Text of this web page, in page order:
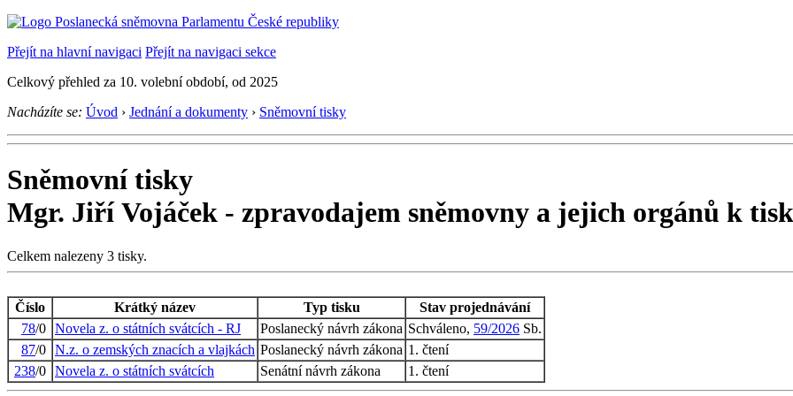
Přejít na hlavní navigaci Přejít na navigaci sekce
Celkový přehled za 10. volební období, od 2025
Nacházíte se: Úvod › Jednání a dokumenty › Sněmovní tisky
Sněmovní tisky
Mgr. Jiří Vojáček - zpravodajem sněmovny a jejich orgánů k
Celkem nalezeny 3 tisky.
Číslo Krátký název Typ tisku
Stav projednávání
78/0 Novela z. o státních svátcích - RJ Poslanecký návrh zákona Schváleno, 59/2026 Sb.
87/0 N.z. o zemských znacích a vlajkách Poslanecký návrh zákona 1. čtení
238/0 Novela z. o státních svátcích Senátní návrh zákona 1. čtení